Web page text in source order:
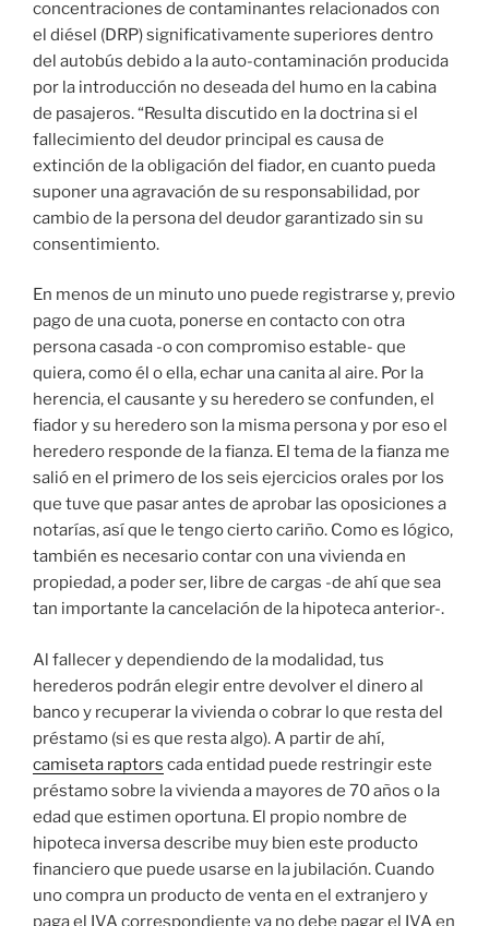
concentraciones de contaminantes relacionados con
el diésel (DRP) significativamente superiores dentro
del autobús debido a la auto-contaminación producida
por la introducción no deseada del humo en la cabina
de pasajeros. “Resulta discutido en la doctrina si el
fallecimiento del deudor principal es causa de
extinción de la obligación del fiador, en cuanto pueda
suponer una agravación de su responsabilidad, por
cambio de la persona del deudor garantizado sin su
consentimiento.
En menos de un minuto uno puede registrarse y, previo
pago de una cuota, ponerse en contacto con otra
persona casada -o con compromiso estable- que
quiera, como él o ella, echar una canita al aire. Por la
herencia, el causante y su heredero se confunden, el
fiador y su heredero son la misma persona y por eso el
heredero responde de la fianza. El tema de la fianza me
salió en el primero de los seis ejercicios orales por los
que tuve que pasar antes de aprobar las oposiciones a
notarías, así que le tengo cierto cariño. Como es lógico,
también es necesario contar con una vivienda en
propiedad, a poder ser, libre de cargas -de ahí que sea
tan importante la cancelación de la hipoteca anterior-.
Al fallecer y dependiendo de la modalidad, tus
herederos podrán elegir entre devolver el dinero al
banco y recuperar la vivienda o cobrar lo que resta del
préstamo (si es que resta algo). A partir de ahí,
camiseta raptors cada entidad puede restringir este
préstamo sobre la vivienda a mayores de 70 años o la
edad que estimen oportuna. El propio nombre de
hipoteca inversa describe muy bien este producto
financiero que puede usarse en la jubilación. Cuando
uno compra un producto de venta en el extranjero y
paga el IVA correspondiente ya no debe pagar el IVA en